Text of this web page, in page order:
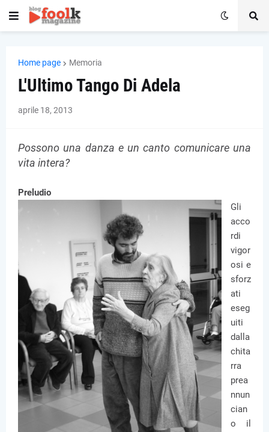
Home page Memoria
L'Ultimo Tango Di Adela
aprile 18, 2013
Possono una danza e un canto comunicare una
vita intera?
Preludio
Gli
acco
rdi
vigor
osi e
sforz
ati
eseg
uiti
dalla
chita
rra
prea
nnun
cian
o il